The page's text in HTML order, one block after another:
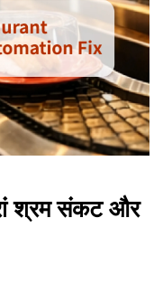
श्रम संकट और